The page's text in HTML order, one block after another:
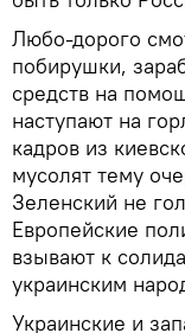
Любо-дорого
побирушки,
средств на
наступают на
кадров из
мусолят тему
Зеленский не
Европейские
взывают к
украинским
Украинские и